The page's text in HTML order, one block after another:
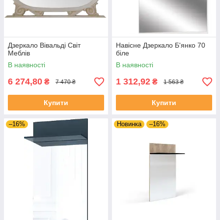
Дзеркало Вівальді Світ
Меблів
В наявності
6 274,80 ₴ 7 470 ₴
Купити
Навісне Дзеркало Б'янко 70
біле
В наявності
1 312,92 ₴ 1 563 ₴
Купити
–16% Новинка –16%